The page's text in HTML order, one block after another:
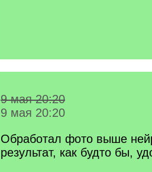
9 мая 20:20
9 мая 20:20
Обработал фото выше
результат, как будто бы,